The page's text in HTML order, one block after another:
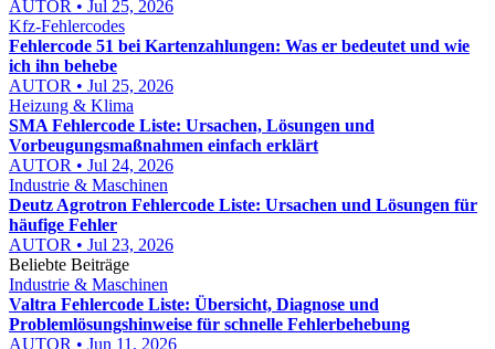
AUTOR • Jul 25, 2026
Kfz-Fehlercodes
Fehlercode 51 bei Kartenzahlungen: Was er bedeutet und wie
ich ihn behebe
AUTOR • Jul 25, 2026
Heizung & Klima
SMA Fehlercode Liste: Ursachen, Lösungen und
Vorbeugungsmaßnahmen einfach erklärt
AUTOR • Jul 24, 2026
Industrie & Maschinen
Deutz Agrotron Fehlercode Liste: Ursachen und Lösungen für
häufige Fehler
AUTOR • Jul 23, 2026
Beliebte Beiträge
Industrie & Maschinen
Valtra Fehlercode Liste: Übersicht, Diagnose und
Problemlösungshinweise für schnelle Fehlerbehebung
AUTOR • Jun 11, 2026